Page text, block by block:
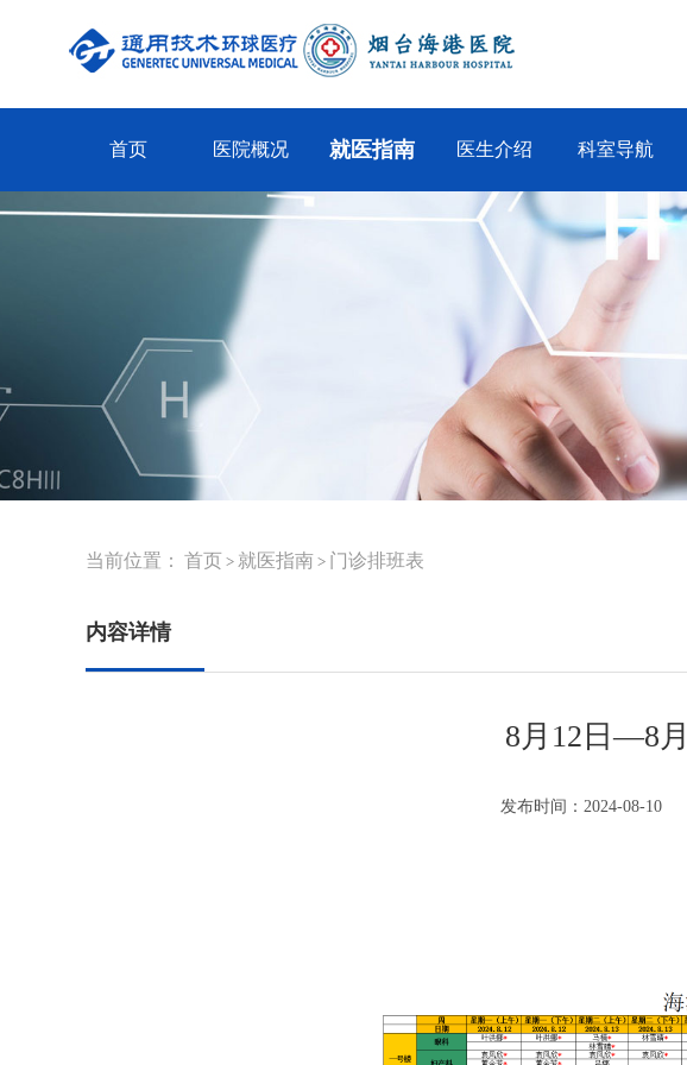
首页 医院概况 就医指南 医生介绍 科室导航
当前位置： 首页 > 就医指南 > 门诊排班表
内容详情
8月12日—8
发布时间：2024-08-10